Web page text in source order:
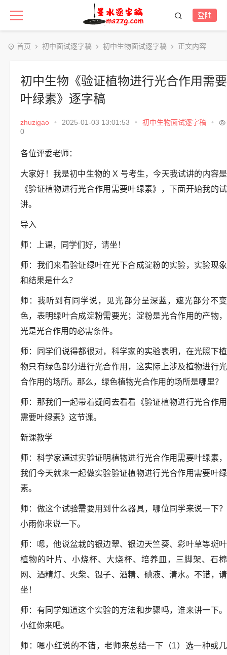
登陆
首页 初中面试逐字稿 初中生物面试逐字稿 正文内容
初中生物《验证植物进行光合作用需要
叶绿素》逐字稿
zhuzigao • 2025-01-03 13:01:53 • 初中生物面试逐字稿
•
0
各位评委老师：
大家好！我是初中生物的 X 号考生，今天我试讲的内容是
《验证植物进行光合作用需要叶绿素》，下面开始我的试
讲。
导入
师：上课，同学们好，请坐！
师：我们来看验证绿叶在光下合成淀粉的实验，实验现象
和结果是什么？
师：我听到有同学说，见光部分呈深蓝，遮光部分不变
色，表明绿叶合成淀粉需要光；淀粉是光合作用的产物，
光是光合作用的必需条件。
师：同学们说得都很对，科学家的实验表明，在光照下植
物只有绿色部分进行光合作用，这实际上涉及植物进行光
合作用的场所。那么，绿色植物光合作用的场所是哪里？
师：那我们一起带着疑问去看看《验证植物进行光合作用
需要叶绿素》这节课。
新课教学
师：科学家通过实验证明植物进行光合作用需要叶绿素，
我们今天就来一起做实验验证植物进行光合作用需要叶绿
素。
师：做这个试验需要用到什么器具，哪位同学来说一下？
小雨你来说一下。
师：嗯，他说盆栽的银边翠、银边天竺葵、彩叶草等斑叶
植物的叶片、小烧杯、大烧杯、培养皿，三脚架、石棉
网、酒精灯、火柴、镊子、酒精、碘液、清水。不错，请
坐！
师：有同学知道这个实验的方法和步骤吗，谁来讲一下。
小红你来吧。
师：嗯小红说的不错，老师来总结一下（1）选一种或几